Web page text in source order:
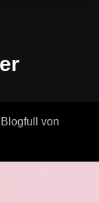
Blogfull
von